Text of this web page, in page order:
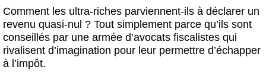
Comment les ultra-riches parviennent-ils à déclarer un
revenu quasi-nul ? Tout simplement parce qu’ils sont
conseillés par une armée d’avocats fiscalistes qui
rivalisent d’imagination pour leur permettre d’échapper
à l’impôt.